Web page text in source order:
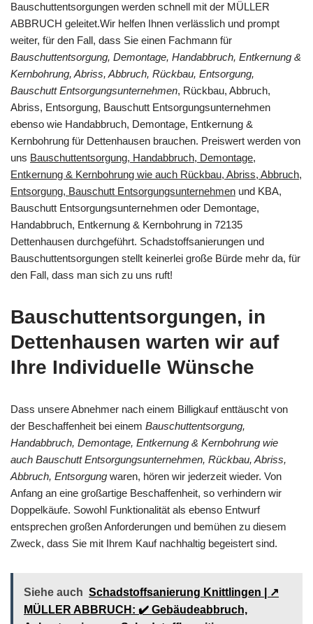
Bauschuttentsorgungen werden schnell mit der MÜLLER
ABBRUCH geleitet.Wir helfen Ihnen verlässlich und prompt
weiter, für den Fall, dass Sie einen Fachmann für
Bauschuttentsorgung, Demontage, Handabbruch, Entkernung &
Kernbohrung, Abriss, Abbruch, Rückbau, Entsorgung,
Bauschutt Entsorgungsunternehmen, Rückbau, Abbruch,
Abriss, Entsorgung, Bauschutt Entsorgungsunternehmen
ebenso wie Handabbruch, Demontage, Entkernung &
Kernbohrung für Dettenhausen brauchen. Preiswert werden von
uns Bauschuttentsorgung, Handabbruch, Demontage,
Entkernung & Kernbohrung wie auch Rückbau, Abriss, Abbruch,
Entsorgung, Bauschutt Entsorgungsunternehmen und KBA,
Bauschutt Entsorgungsunternehmen oder Demontage,
Handabbruch, Entkernung & Kernbohrung in 72135
Dettenhausen durchgeführt. Schadstoffsanierungen und
Bauschuttentsorgungen stellt keinerlei große Bürde mehr da, für
den Fall, dass man sich zu uns ruft!
Bauschuttentsorgungen, in
Dettenhausen warten wir auf
Ihre Individuelle Wünsche
Dass unsere Abnehmer nach einem Billigkauf enttäuscht von
der Beschaffenheit bei einem Bauschuttentsorgung,
Handabbruch, Demontage, Entkernung & Kernbohrung wie
auch Bauschutt Entsorgungsunternehmen, Rückbau, Abriss,
Abbruch, Entsorgung waren, hören wir jederzeit wieder. Von
Anfang an eine großartige Beschaffenheit, so verhindern wir
Doppelkäufe. Sowohl Funktionalität als ebenso Entwurf
entsprechen großen Anforderungen und bemühen zu diesem
Zweck, dass Sie mit Ihrem Kauf nachhaltig begeistert sind.
Siehe auch Schadstoffsanierung Knittlingen | ↗️
MÜLLER ABBRUCH: ✔️ Gebäudeabbruch,